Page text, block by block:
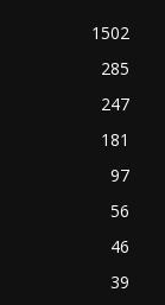
1502
285
247
181
97
56
46
39